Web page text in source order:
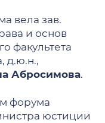
вела зав.
и основ
факультета
д.ю.н.,
Абросимова.
форума
юстиции